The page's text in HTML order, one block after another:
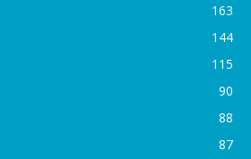
163
144
115
90
88
87